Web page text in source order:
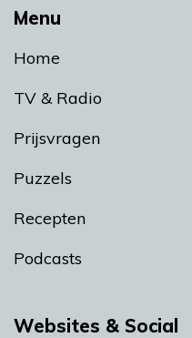
Menu
Home
TV & Radio
Prijsvragen
Puzzels
Recepten
Podcasts
Websites & Social